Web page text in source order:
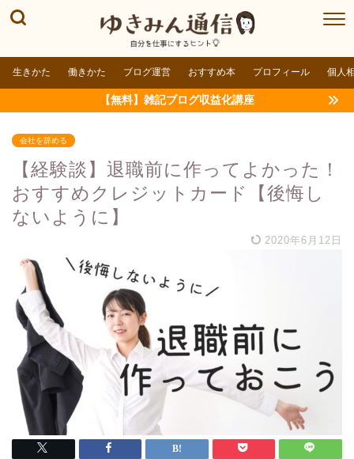
生きかた 働きかた ブログ運営 おすすめ本 プロフィール 個人
【無料】雑記ブログ収益化講座
会社を辞める
【経験談】退職前に作ってよかった！
おすすめクレジットカード【後悔し
ないように】
2020年6月12日